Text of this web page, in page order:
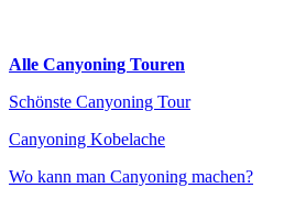
Alle Canyoning Touren
Schönste Canyoning Tour
Canyoning Kobelache
Wo kann man Canyoning machen?